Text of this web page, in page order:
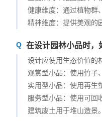
健康维度：通过植物群
精神维度：提供美观的
在设计园林小品时，
设计应使用生态价值的
观赏型小品：使用竹子
实用型小品：使用再生
服务型小品：使用可回
建筑废土用于堆山造景。